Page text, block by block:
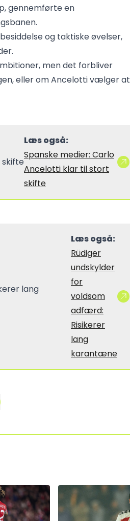
gennemførte en
og taktiske øvelser,
men det forbliver
eller om Ancelotti vælger at
Læs også:
Spanske medier: Carlo
Ancelotti klar til stort
skifte
Læs også:
Rüdiger
undskylder
for
voldsom
adfærd:
Risikerer
lang
karantæne